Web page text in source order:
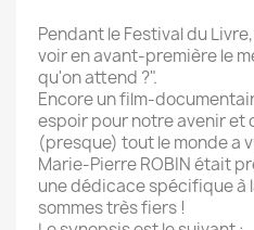
Pendant le Festival du
voir en avant-première le
qu'on attend ?".
Encore un film-
espoir pour notre avenir et
(presque) tout le monde a
Marie-Pierre ROBIN était
une dédicace spécifique à
sommes très fiers !